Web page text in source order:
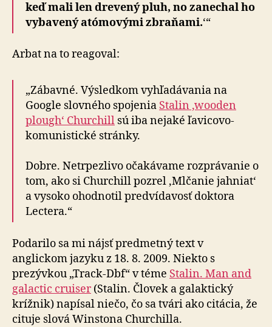
keď mali len drevený pluh, no zanechal ho
vybavený atómovými zbraňami.‘“
Arbat na to reagoval:
„Zábavné. Výsledkom vyhľadávania na
Google slovného spojenia Stalin ‚wooden
plough‘ Churchill sú iba nejaké ľavicovo-
komunistické stránky.
Dobre. Netrpezlivo očakávame rozprávanie o
tom, ako si Churchill pozrel ‚Mlčanie jahniat‘
a vysoko ohodnotil predvídavosť doktora
Lectera.“
Podarilo sa mi nájsť predmetný text v
anglickom jazyku z 18. 8. 2009. Niekto s
prezývkou „Track-Dbf“ v téme Stalin. Man and
galactic cruiser(Stalin. Človek a galaktický
krížnik) napísal niečo, čo sa tvári ako citácia, že
cituje slová Winstona Churchilla.